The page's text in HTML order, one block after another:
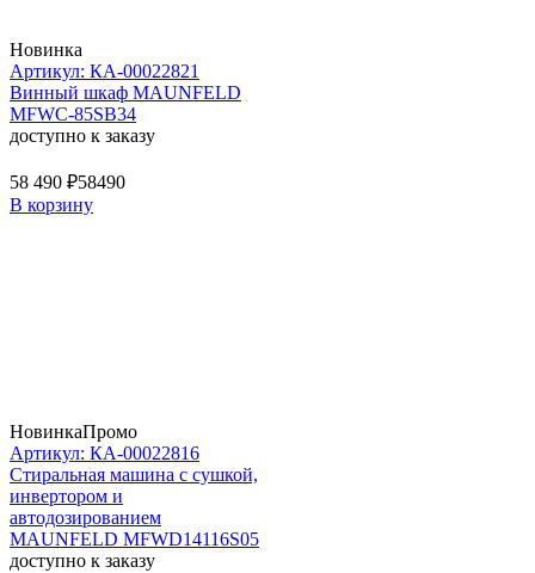
Новинка
Артикул: КА-00022821
Винный шкаф MAUNFELD
MFWC-85SB34
доступно к заказу
58 490 ₽58490
В корзину
НовинкаПромо
Артикул: КА-00022816
Стиральная машина c сушкой,
инвертором и
автодозированием
MAUNFELD MFWD14116S05
доступно к заказу